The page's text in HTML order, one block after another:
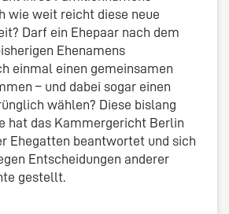
wie weit reicht diese neue
Darf ein Ehepaar nach dem
Ehenamens
einmal einen gemeinsamen
– und dabei sogar einen
wählen? Diese bislang
hat das Kammergericht Berlin
Ehegatten beantwortet und sich
Entscheidungen anderer
gestellt.